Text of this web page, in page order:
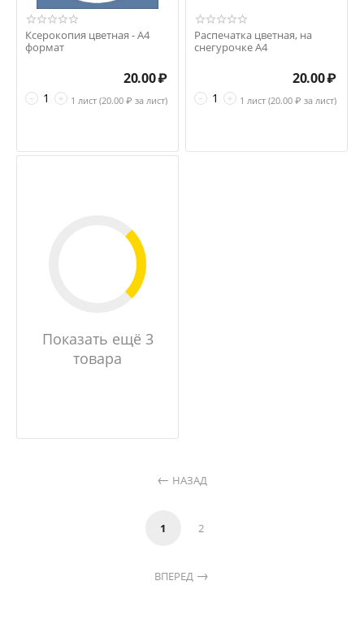
Ксерокопия цветная - А4
формат
+
−
20.00₽
1 лист (20.00 ₽ за лист)
Распечатка цветная, на
снегурочке А4
+
−
20.00₽
1 лист (20.00 ₽ за лист)
Показать ещё 3
товара
НАЗАД
1 2
ВПЕРЕД